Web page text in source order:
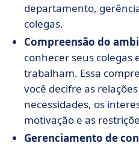
departamento,
colegas.
Compreensão do
conhecer seus colegas
trabalham. Essa
você decifre as
necessidades, os
motivação e as
Gerenciamento de